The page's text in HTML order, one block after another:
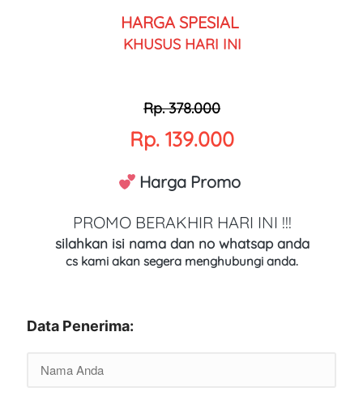
HARGA SPESIAL
KHUSUS HARI INI
Rp. 378.000
Rp. 139.000
Harga Promo
PROMO BERAKHIR HARI INI !!!
silahkan isi nama dan no whatsap anda
cs kami akan segera menghubungi anda.
Data Penerima: